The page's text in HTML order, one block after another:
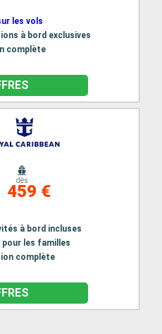
les vols
à bord exclusives
complète
dès
459 €
à bord incluses
pour les familles
complète